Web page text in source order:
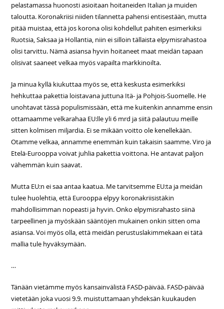
pelastamassa huonosti asioitaan hoitaneiden Italian ja muiden
taloutta. Koronakriisi niiden tilannetta pahensi entisestään, mutta
pitää muistaa, että jos korona olisi kohdellut pahiten esimerkiksi
Ruotsia, Saksaa ja Hollantia, niin ei silloin tällaista elpymisrahastoa
olisi tarvittu. Nämä asiansa hyvin hoitaneet maat meidän tapaan
olisivat saaneet velkaa myös vapailta markkinoilta.
Ja minua kyllä kiukuttaa myös se, että keskusta esimerkiksi
hehkuttaa pakettia loistavana juttuna Itä- ja Pohjois-Suomelle. He
unohtavat tässä populismissään, että me kuitenkin annamme ensin
ottamaamme velkarahaa EU:lle yli 6 mrd ja siitä palautuu meille
sitten kolmisen miljardia. Ei se mikään voitto ole kenellekään.
Otamme velkaa, annamme enemmän kuin takaisin saamme. Viro ja
Etelä-Eurooppa voivat juhlia pakettia voittona. He antavat paljon
vähemmän kuin saavat.
Mutta EU:n ei saa antaa kaatua. Me tarvitsemme EU:ta ja meidän
tulee huolehtia, että Eurooppa elpyy koronakriisistäkin
mahdollisimman nopeasti ja hyvin. Onko elpymisrahasto siinä
tarpeellinen ja myöskään sääntöjen mukainen onkin sitten oma
asiansa. Voi myös olla, että meidän perustuslakimmekaan ei tätä
mallia tule hyväksymään.
…
Tänään vietämme myös kansainvälistä FASD-päivää. FASD-päivää
vietetään joka vuosi 9.9. muistuttamaan yhdeksän kuukauden